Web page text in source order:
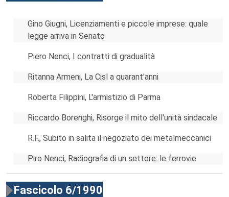
Gino Giugni, Licenziamenti e piccole imprese: quale
legge arriva in Senato
Piero Nenci, I contratti di gradualità
Ritanna Armeni, La Cisl a quarant'anni
Roberta Filippini, L'armistizio di Parma
Riccardo Borenghi, Risorge il mito dell'unità sindacale
R.F., Subito in salita il negoziato dei metalmeccanici
Piro Nenci, Radiografia di un settore: le ferrovie
Fascicolo 6/1990